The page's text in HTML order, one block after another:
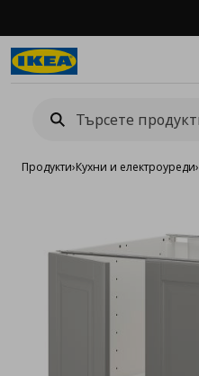
Продукти›Кухни и електроуреди›